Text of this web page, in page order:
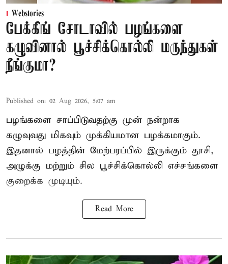
Webstories
பேக்கிங் சோடாவில் பழங்களை
கழுவினால் பூச்சிக்கொல்லி மருந்துகள்
நீங்குமா?
Published on: 02 Aug 2026, 5:07 am
பழங்களை சாப்பிடுவதற்கு முன் நன்றாக
கழுவுவது மிகவும் முக்கியமான பழக்கமாகும்.
இதனால் பழத்தின் மேற்பரப்பில் இருக்கும் தூசி,
அழுக்கு மற்றும் சில பூச்சிக்கொல்லி எச்சங்களை
குறைக்க முடியும்.
Read More